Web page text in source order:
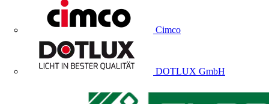
Cimco
DOTLUX GmbH